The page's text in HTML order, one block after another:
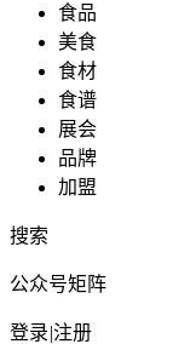
食品
美食
食材
食谱
展会
品牌
加盟
搜索
公众号矩阵
登录|注册